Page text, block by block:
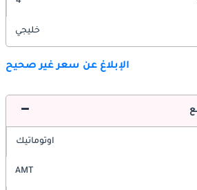
خليجي
الإبلاغ عن سعر غير صحيح
اوتوماتيك
AMT